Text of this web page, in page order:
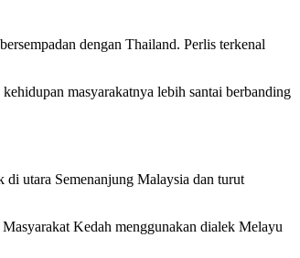
dengan Thailand. Perlis terkenal
masyarakatnya lebih santai berbanding
di utara Semenanjung Malaysia dan turut
Kedah menggunakan dialek Melayu